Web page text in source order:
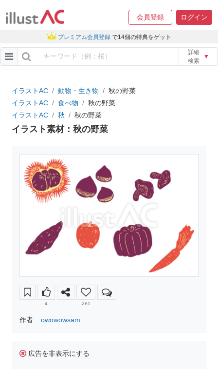
会員登録 ログイン
プレミアム会員登録 で14個の特典をゲット
詳細
検索
▼
イラストAC 動物・生き物
秋の野菜
イラストAC
食べ物
秋の野菜
イラストAC
秋 秋の野菜
イラスト素材：秋の野菜
4 281
作者: owowowsam
広告を非表示にする